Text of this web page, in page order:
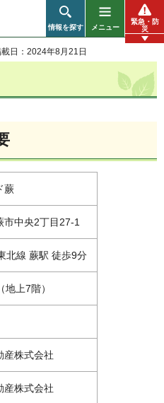
情報を探す メニュー
緊急・防
災
日：2024年8月21日
蕨
市中央2丁目27-1
北線 蕨駅 徒歩9分
地上7階）
産株式会社
産株式会社